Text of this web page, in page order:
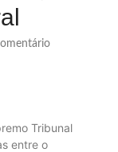
Tribunal
entre o